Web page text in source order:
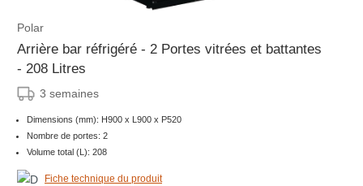
Polar
Arrière bar réfrigéré - 2 Portes vitrées et battantes
- 208 Litres
3 semaines
Dimensions (mm): H900 x L900 x P520
Nombre de portes: 2
Volume total (L): 208
Fiche technique du produit